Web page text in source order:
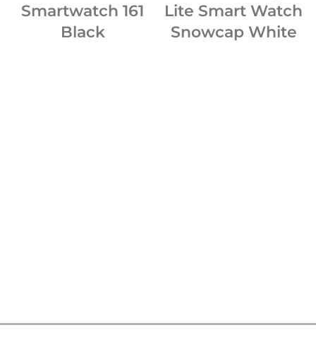
Smartwatch 161
Black
Lite Smart Watch
Snowcap White